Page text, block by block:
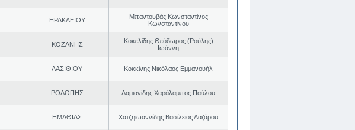
ΗΡΑΚΛΕΙΟΥ
Μπαντουβάς Κωνσταντίνος
Κωνσταντίνου
ΚΟΖΑΝΗΣ
Κοκελίδης Θεόδωρος (Ρούλης)
Ιωάννη
ΛΑΣΙΘΙΟΥ Κοκκίνης Νικόλαος Εμμανουήλ
ΡΟΔΟΠΗΣ Δαμιανίδης Χαράλαμπος Παύλου
ΗΜΑΘΙΑΣ Χατζηϊωαννίδης Βασίλειος Λαζάρου